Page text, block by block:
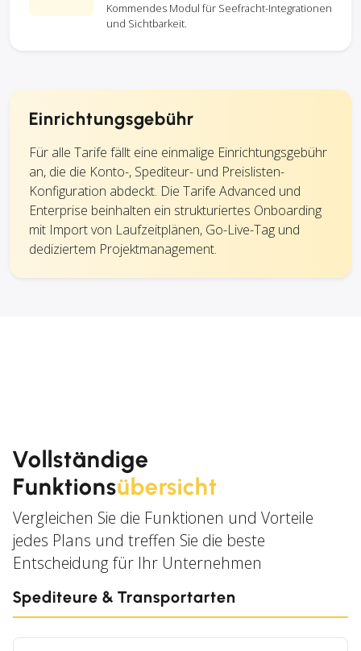
Kommendes Modul für Seefracht-Integrationen
und Sichtbarkeit.
Einrichtungsgebühr
Für alle Tarife fällt eine einmalige Einrichtungsgebühr
an, die die Konto-, Spediteur- und Preislisten-
Konfiguration abdeckt. Die Tarife Advanced und
Enterprise beinhalten ein strukturiertes Onboarding
mit Import von Laufzeitplänen, Go-Live-Tag und
dediziertem Projektmanagement.
Vollständige
Funktionsübersicht
Vergleichen Sie die Funktionen und Vorteile
jedes Plans und treffen Sie die beste
Entscheidung für Ihr Unternehmen
Spediteure & Transportarten